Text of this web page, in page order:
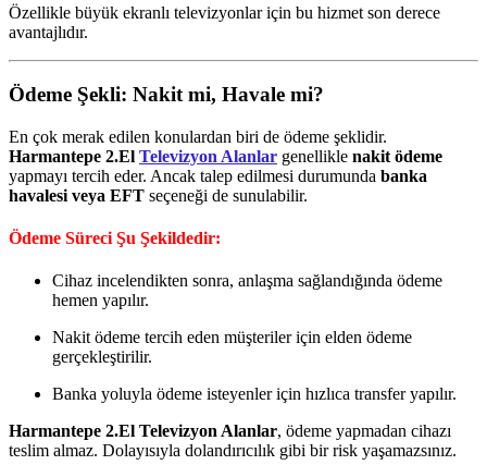
Özellikle büyük ekranlı televizyonlar için bu hizmet son derece
avantajlıdır.
Ödeme Şekli: Nakit mi, Havale mi?
En çok merak edilen konulardan biri de ödeme şeklidir.
Harmantepe 2.El Televizyon Alanlar genellikle nakit ödeme
yapmayı tercih eder. Ancak talep edilmesi durumunda banka
havalesi veya EFT seçeneği de sunulabilir.
Ödeme Süreci Şu Şekildedir:
Cihaz incelendikten sonra, anlaşma sağlandığında ödeme
hemen yapılır.
Nakit ödeme tercih eden müşteriler için elden ödeme
gerçekleştirilir.
Banka yoluyla ödeme isteyenler için hızlıca transfer yapılır.
Harmantepe 2.El Televizyon Alanlar, ödeme yapmadan cihazı
teslim almaz. Dolayısıyla dolandırıcılık gibi bir risk yaşamazsınız.